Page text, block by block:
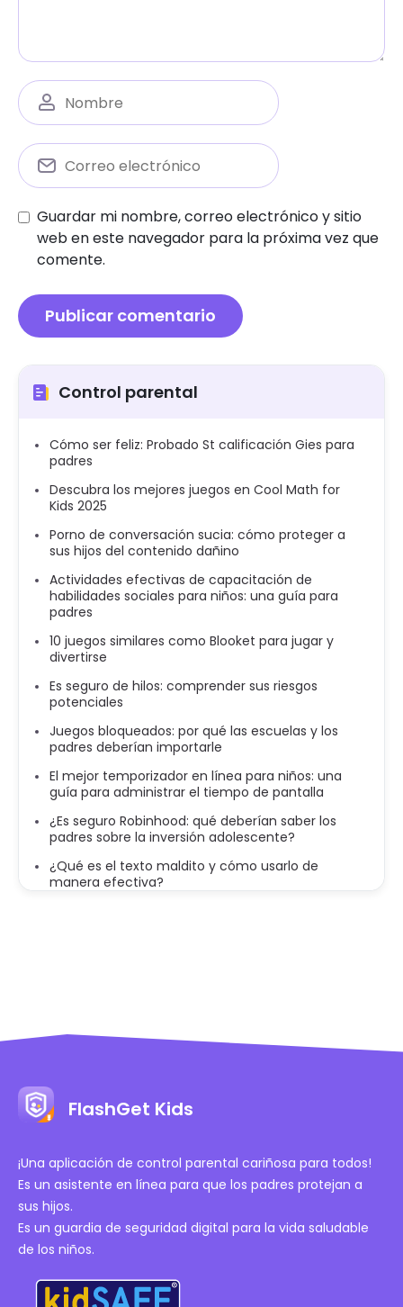
Guardar mi nombre, correo electrónico y sitio
web en este navegador para la próxima vez que
comente.
Control parental
Cómo ser feliz: Probado St calificación Gies para
padres
Descubra los mejores juegos en Cool Math for
Kids 2025
Porno de conversación sucia: cómo proteger a
sus hijos del contenido dañino
Actividades efectivas de capacitación de
habilidades sociales para niños: una guía para
padres
10 juegos similares como Blooket para jugar y
divertirse
Es seguro de hilos: comprender sus riesgos
potenciales
Juegos bloqueados: por qué las escuelas y los
padres deberían importarle
El mejor temporizador en línea para niños: una
guía para administrar el tiempo de pantalla
¿Es seguro Robinhood: qué deberían saber los
padres sobre la inversión adolescente?
¿Qué es el texto maldito y cómo usarlo de
manera efectiva?
FlashGet Kids
¡Una aplicación de control parental cariñosa para todos!
Es un asistente en línea para que los padres protejan a
sus hijos.
Es un guardia de seguridad digital para la vida saludable
de los niños.